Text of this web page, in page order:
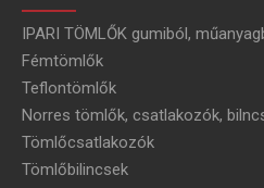
IPARI TÖMLŐK gumiból,
Fémtömlők
Teflontömlők
Norres tömlők, csatlakozók,
Tömlőcsatlakozók
Tömlőbilincsek